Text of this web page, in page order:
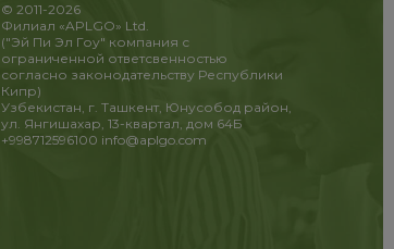
© 2011-2026
Филиал «APLGO» Ltd.
("Эй Пи Эл Гоу" компания с
ограниченной ответсвенностью
согласно законодательству Республики
Кипр)
Узбекистан, г. Ташкент, Юнусобод район,
ул. Янгишахар, 13-квартал, дом 64Б
+998712596100 info@aplgo.com